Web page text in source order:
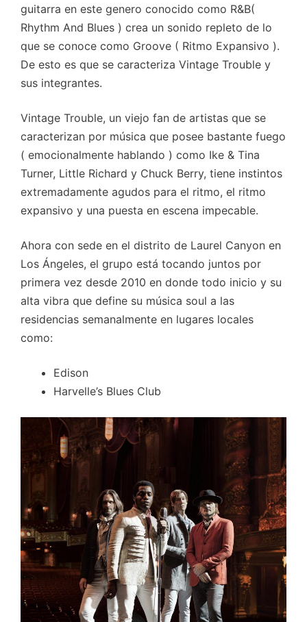
guitarra en este genero conocido como R&B(
Rhythm And Blues ) crea un sonido repleto de lo
que se conoce como Groove ( Ritmo Expansivo ).
De esto es que se caracteriza Vintage Trouble y
sus integrantes.
Vintage Trouble, un viejo fan de artistas que se
caracterizan por música que posee bastante fuego
( emocionalmente hablando ) como Ike & Tina
Turner, Little Richard y Chuck Berry, tiene instintos
extremadamente agudos para el ritmo, el ritmo
expansivo y una puesta en escena impecable.
Ahora con sede en el distrito de Laurel Canyon en
Los Ángeles, el grupo está tocando juntos por
primera vez desde 2010 en donde todo inicio y su
alta vibra que define su música soul a las
residencias semanalmente en lugares locales
como:
Edison
Harvelle’s Blues Club